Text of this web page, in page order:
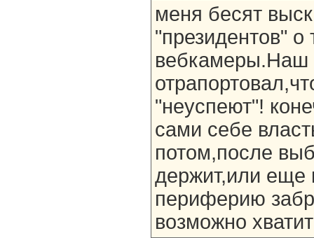
меня бесят
"президентов" о
вебкамеры.Наш
"неуспеют"!
сами себе
потом,после
держит,или еще
периферию
возможно